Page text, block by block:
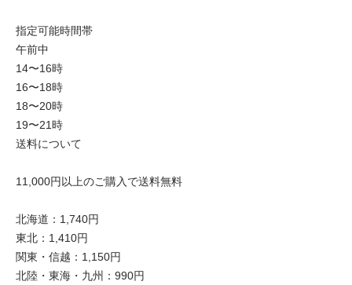
指定可能時間帯
午前中
14〜16時
16〜18時
18〜20時
19〜21時
送料について
11,000円以上のご購入で送料無料
北海道：1,740円
東北：1,410円
関東・信越：1,150円
北陸・東海・九州：990円